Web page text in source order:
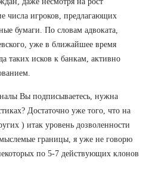
числа игроков, предлагающих
бумаги. По словам адвоката,
уже в ближайшее время
таких исков к банкам, активно
Вы подписываетесь, нужна
Достаточно уже того, что на
) итак уровень дозволенности
границы, я уже не говорю
по 5-7 действующих клонов